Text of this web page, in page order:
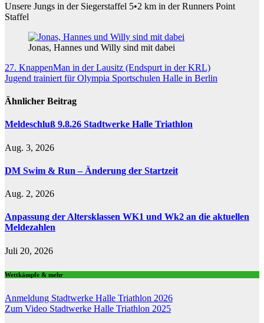
Unsere Jungs in der Siegerstaffel 5•2 km in der Runners Point
Staffel
Jonas, Hannes und Willy sind mit dabei
Beitragsnavigation
27. KnappenMan in der Lausitz (Endspurt in der KRL)
Jugend trainiert für Olympia Sportschulen Halle in Berlin
Ähnlicher Beitrag
Meldeschluß 9.8.26 Stadtwerke Halle Triathlon
Aug. 3, 2026
DM Swim & Run – Änderung der Startzeit
Aug. 2, 2026
Anpassung der Altersklassen WK1 und Wk2 an die aktuellen
Meldezahlen
Juli 20, 2026
Wettkämpfe & mehr
Anmeldung Stadtwerke Halle Triathlon 2026
Zum Video Stadtwerke Halle Triathlon 2025